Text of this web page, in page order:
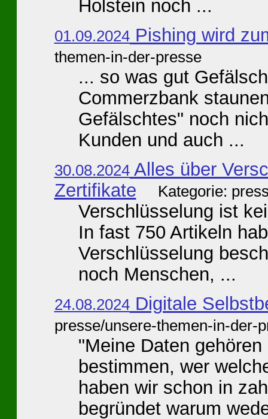
Holstein noch ...
01.09.2024Pishing wird
themen-in-der-presse
... so was gut
Commerzbank
Gefälschtes" noch
Kunden und auch ...
30.08.2024Alles über
Zertifikate
Kategorie:
Verschlüsselung ist
In fast 750 Artikeln
Verschlüsselung
noch Menschen, ...
24.08.2024Digitale
presse/unsere-themen-in-der-
"Meine Daten
bestimmen, wer
haben wir schon in
begründet warum